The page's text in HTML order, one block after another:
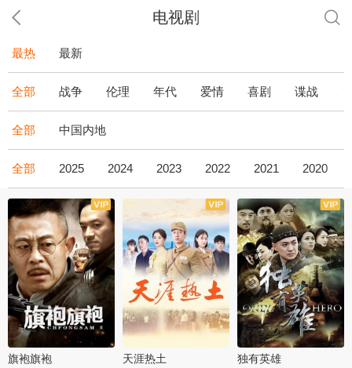
电视剧
最热 最新
全部 战争 伦理 年代 爱情 喜剧 谍战
全部 中国内地
全部 2025 2024 2023 2022 2021 2020
全43集
旗袍旗袍
全36集
天涯热土
全34集
独有英雄